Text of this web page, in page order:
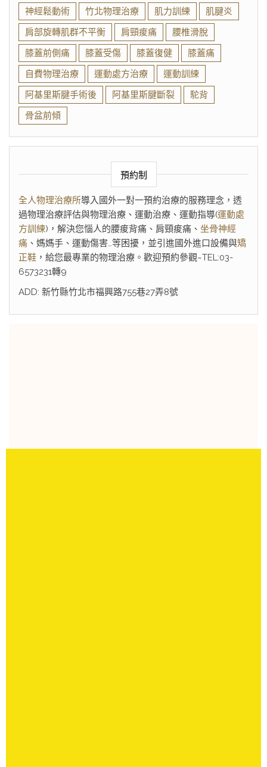
神經鬆動術 竹北物理治療 肌力訓練
肌腱炎
肩部旋轉肌群不平衡
肩頸痠痛
腰椎滑脫
膝蓋前側痛
膝蓋受傷 膝蓋復健
膝蓋痛
自費物理治療
運動處方治療
運動訓練
阿基里斯腱手術後
阿基里斯腱斷裂
駝背
骨盆前傾
預約制
全人物理治療所導入國外一對一預約治療的服務理念，透
過物理治療評估與物理治療、運動治療、運動指導(運動處
方訓練)，解決您惱人的腰痠背痛、肩頸痠痛、 坐骨神經
痛 、媽媽手、運動傷害…等困擾，並引進國外進口設備與矯
正鞋 ，給您最專業的物理治療。歡迎預約參觀~TEL:03-
6573231轉9
ADD: 新竹縣竹北市福興路755巷27弄8號